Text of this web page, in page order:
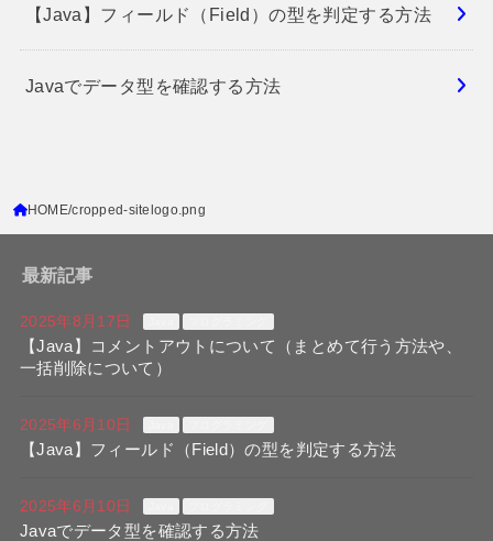
【Java】フィールド（Field）の型を判定する方法
Javaでデータ型を確認する方法
HOME cropped-sitelogo.png
最新記事
2025年8月17日
【Java】コメントアウトについて（まとめて行う方法や、
一括削除について）
2025年6月10日
【Java】フィールド（Field）の型を判定する方法
2025年6月10日
Javaでデータ型を確認する方法